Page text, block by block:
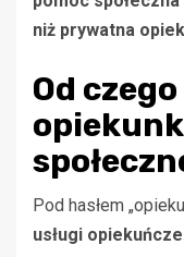
niż prywatna
Od
Pod hasłem
usługi opiekuńcze